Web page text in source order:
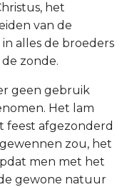
het
van de
alles de broeders
zonde.
geen gebruik
Het lam
feest afgezonderd
zou, het
men met het
gewone natuur